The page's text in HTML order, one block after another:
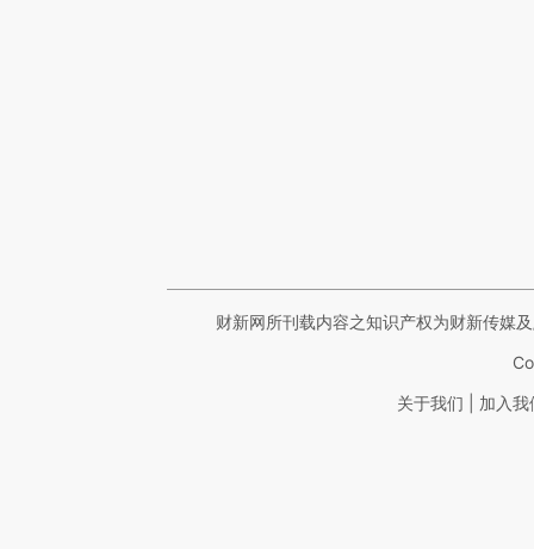
财新网所刊载内容之知识产权为财新传媒
关于我们 加入我